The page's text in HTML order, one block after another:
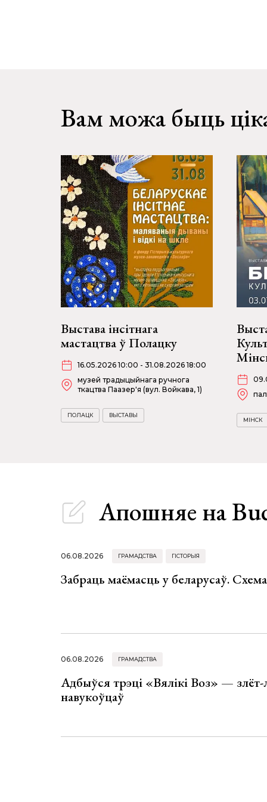
Вам можа быць
Выстава інсітнага
мастацтва ў Полацку
16.05.2026 10:00 - 31.08.2026 18:00
музей традыцыйнага ручнога
ткацтва Паазер'я (вул. Войкава, 1)
ПОЛАЦК ВЫСТАВЫ
МІНСК
Апошняе на
06.08.2026 ГРАМАДСТВА ГІСТОРЫЯ
Забраць маёмасць у беларусаў.
06.08.2026 ГРАМАДСТВА
Адбыўся трэці «Вялікі Воз» — злёт-
навукоўцаў